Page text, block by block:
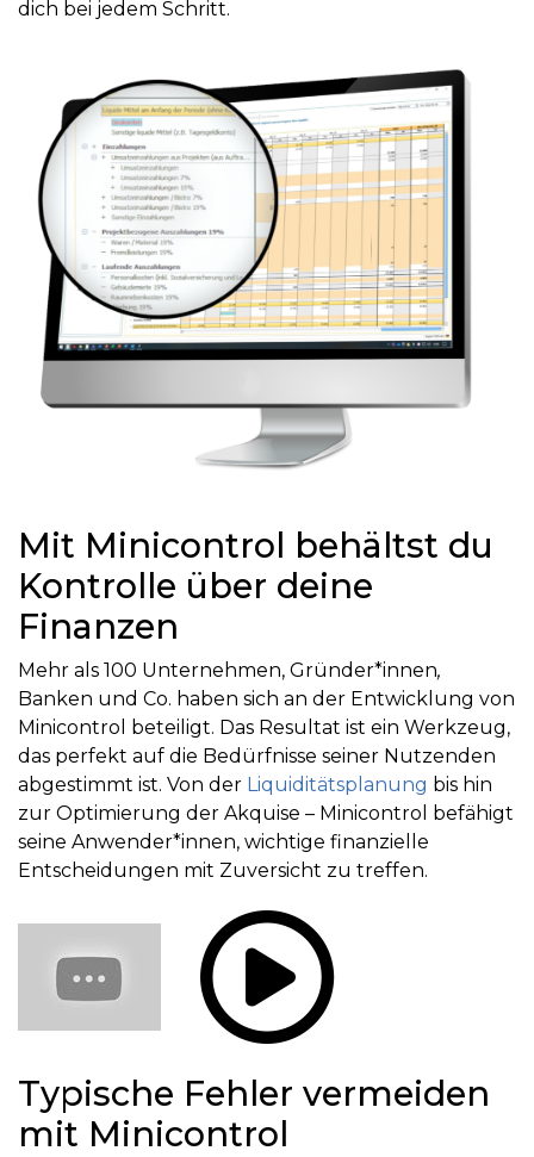
dich bei jedem Schritt.
Mit Minicontrol behältst du
Kontrolle über deine
Finanzen
Mehr als 100 Unternehmen, Gründer*innen,
Banken und Co. haben sich an der Entwicklung von
Minicontrol beteiligt. Das Resultat ist ein Werkzeug,
das perfekt auf die Bedürfnisse seiner Nutzenden
abgestimmt ist. Von der Liquiditätsplanung bis hin
zur Optimierung der Akquise – Minicontrol befähigt
seine Anwender*innen, wichtige finanzielle
Entscheidungen mit Zuversicht zu treffen.
Typische Fehler vermeiden
mit Minicontrol